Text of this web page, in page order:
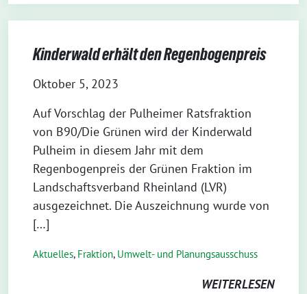
Kinderwald erhält den Regenbogenpreis
Oktober 5, 2023
Auf Vorschlag der Pulheimer Ratsfraktion
von B90/Die Grünen wird der Kinderwald
Pulheim in diesem Jahr mit dem
Regenbogenpreis der Grünen Fraktion im
Landschaftsverband Rheinland (LVR)
ausgezeichnet. Die Auszeichnung wurde von
[…]
Aktuelles, Fraktion, Umwelt- und Planungsausschuss
WEITERLESEN